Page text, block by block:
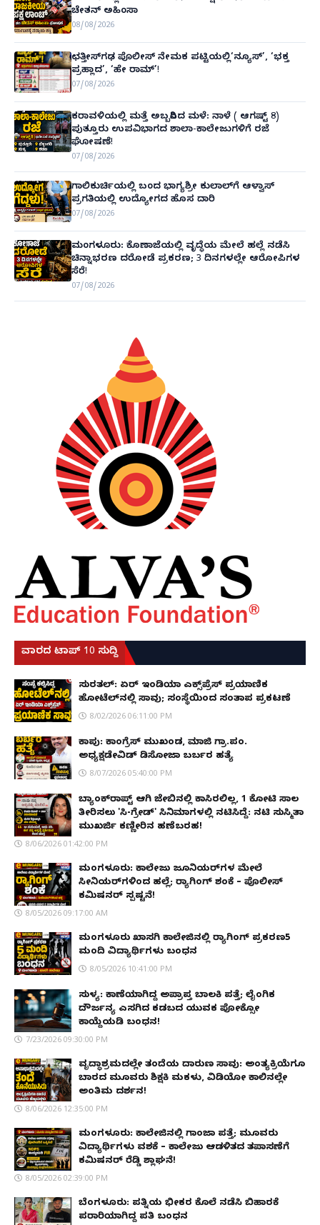
ಚೇತನ್ ಅಹಿಂಸಾ
08/08/2026
ಛತ್ತೀಸ್‌ಗಢ ಪೊಲೀಸ್ ನೇಮಕ ಪಟ್ಟಿಯಲ್ಲಿ‘ನ್ಯೂಸ್’, ‘ಭಕ್ತ
ಪ್ರಹ್ಲಾದ’, ‘ಹೇ ರಾಮ್’!
07/08/2026
ಕರಾವಳಿಯಲ್ಲಿ ಮತ್ತೆ ಅಬ್ಬರಿಸಿದ ಮಳೆ: ನಾಳೆ ( ಆಗಷ್ಟ್ 8)
ಪುತ್ತೂರು ಉಪವಿಭಾಗದ ಶಾಲಾ-ಕಾಲೇಜುಗಳಿಗೆ ರಜೆ
ಘೋಷಣೆ!
07/08/2026
ಗಾಲಿಕುರ್ಚಿಯಲ್ಲಿ ಬಂದ ಭಾಗ್ಯಶ್ರೀ ಕುಲಾಲ್‌ಗೆ ಆಳ್ವಾಸ್
ಪ್ರಗತಿಯಲ್ಲಿ ಉದ್ಯೋಗದ ಹೊಸ ದಾರಿ
07/08/2026
ಮಂಗಳೂರು: ಕೊಣಾಜೆಯಲ್ಲಿ ವೃದ್ಧೆಯ ಮೇಲೆ ಹಲ್ಲೆ ನಡೆಸಿ
ಚಿನ್ನಾಭರಣ ದರೋಡೆ ಪ್ರಕರಣ; 3 ದಿನಗಳಲ್ಲೇ ಆರೋಪಿಗಳ
ಸೆರೆ!
07/08/2026
ವಾರದ ಟಾಪ್ 10 ಸುದ್ದಿ
ಸುರತ್ಕಲ್: ಏರ್ ಇಂಡಿಯಾ ಎಕ್ಸ್‌ಪ್ರೆಸ್ ಪ್ರಯಾಣಿಕ
ಹೋಟೆಲ್‌ನಲ್ಲಿ ಸಾವು; ಸಂಸ್ಥೆಯಿಂದ ಸಂತಾಪ ಪ್ರಕಟಣೆ
8/02/2026 06:11:00 PM
ಕಾಪು: ಕಾಂಗ್ರೆಸ್ ಮುಖಂಡ, ಮಾಜಿ ಗ್ರಾ.ಪಂ.
ಅಧ್ಯಕ್ಷಡೇವಿಡ್ ಡಿಸೋಜಾ ಬರ್ಬರ ಹತ್ಯೆ
8/07/2026 05:40:00 PM
ಬ್ಯಾಂಕ್‌ರಾಪ್ಟ್‌ ಆಗಿ ಜೇಬಿನಲ್ಲಿ ಕಾಸಿರಲಿಲ್ಲ, ₹1 ಕೋಟಿ ಸಾಲ
ತೀರಿಸಲು 'ಸಿ-ಗ್ರೇಡ್' ಸಿನಿಮಾಗಳಲ್ಲಿ ನಟಿಸಿದ್ದೆ: ನಟಿ ಸುಸ್ಮಿತಾ
ಮುಖರ್ಜಿ ಕಣ್ಣೀರಿನ ಹಣೆಬರಹ!
8/06/2026 01:42:00 PM
ಮಂಗಳೂರು: ಕಾಲೇಜು ಜೂನಿಯರ್‌ಗಳ ಮೇಲೆ
ಸೀನಿಯರ್‌ಗಳಿಂದ ಹಲ್ಲೆ; ರ‌್ಯಾಗಿಂಗ್ ಶಂಕೆ – ಪೊಲೀಸ್
ಕಮಿಷನರ್ ಸ್ಪಷ್ಟನೆ!
8/05/2026 09:17:00 AM
ಮಂಗಳೂರು ಖಾಸಗಿ ಕಾಲೇಜಿನಲ್ಲಿ ರ‌್ಯಾಗಿಂಗ್ ಪ್ರಕರಣ5
ಮಂದಿ ವಿದ್ಯಾರ್ಥಿಗಳು ಬಂಧನ
8/05/2026 10:41:00 PM
ಸುಳ್ಯ: ಕಾಣೆಯಾಗಿದ್ದ ಅಪ್ರಾಪ್ತ ಬಾಲಕಿ ಪತ್ತೆ; ಲೈಂಗಿಕ
ದೌರ್ಜನ್ಯ ಎಸಗಿದ ಕಡಬದ ಯುವಕ ಪೋಕ್ಸೋ
ಕಾಯ್ದೆಯಡಿ ಬಂಧನ!
7/23/2026 09:30:00 PM
ವೃದ್ಧಾಶ್ರಮದಲ್ಲೇ ತಂದೆಯ ದಾರುಣ ಸಾವು: ಅಂತ್ಯಕ್ರಿಯೆಗೂ
ಬಾರದ ಮೂವರು ಶಿಕ್ಷಕಿ ಮಕಳು, ವಿಡಿಯೋ ಕಾಲಿನಲ್ಲೇ
ಅಂತಿಮ ದರ್ಶನ!
8/06/2026 12:35:00 PM
ಮಂಗಳೂರು: ಕಾಲೇಜಿನಲ್ಲಿ ಗಾಂಜಾ ಪತ್ತೆ; ಮೂವರು
ವಿದ್ಯಾರ್ಥಿಗಳು ವಶಕ್ಕೆ – ಕಾಲೇಜು ಆಡಳಿತದ ತಪಾಸಣೆಗೆ
ಕಮಿಷನರ್ ರೆಡ್ಡಿ ಶ್ಲಾಘನೆ!
8/05/2026 02:39:00 PM
ಬೆಂಗಳೂರು: ಪತ್ನಿಯ ಭೀಕರ ಕೊಲೆ ನಡೆಸಿ ಬಿಹಾರಕ್ಕೆ
ಪರಾರಿಯಾಗಿದ್ದ ಪತಿ ಬಂಧನ